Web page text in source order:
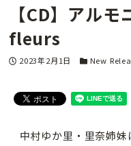
【CD】アル
fleurs
投稿日
2023年2月1日 カテゴリー
New
中村ゆか里・里奈姉妹